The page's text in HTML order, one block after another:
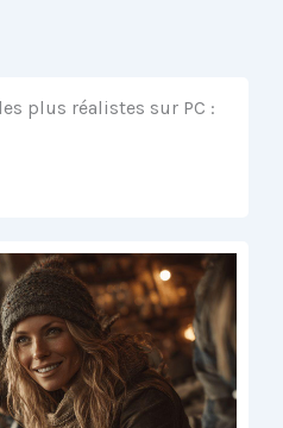
plus réalistes sur PC :